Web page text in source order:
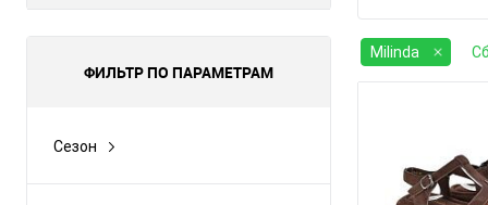
ФИЛЬТР ПО ПАРАМЕТРАМ
Сезон
Milinda